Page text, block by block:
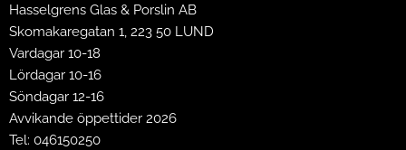
Hasselgrens Glas & Porslin AB
Skomakaregatan 1, 223 50 LUND
Vardagar 10-18
Lördagar 10-16
Söndagar 12-16
Avvikande öppettider 2026
Tel: 046150250